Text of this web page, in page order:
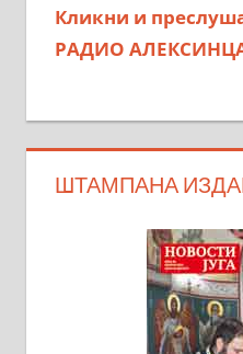
Кликни и
РАДИО
ШТАМПАНА